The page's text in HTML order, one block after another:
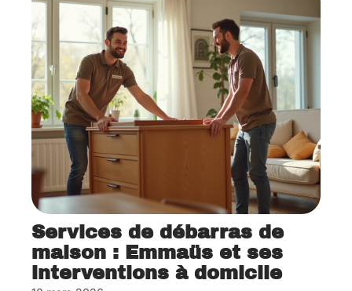
Services de débarras de
maison : Emmaüs et ses
interventions à domicile